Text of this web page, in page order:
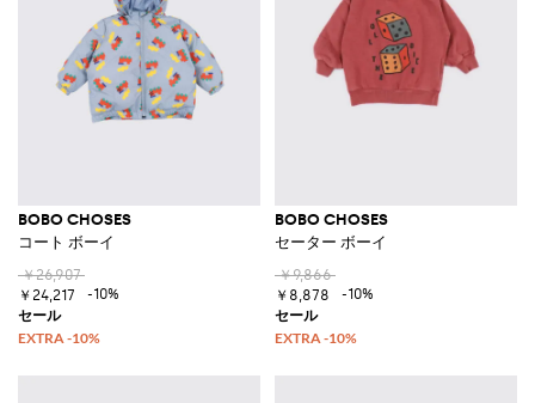
BOBO CHOSES
コート ボーイ
￥26,907
￥24,217
-10%
BOBO CHOSES
セーター ボーイ
￥9,866
￥8,878
-10%